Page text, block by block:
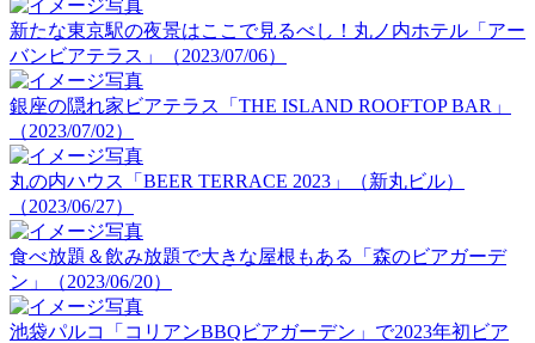
新たな東京駅の夜景はここで見るべし！丸ノ内ホテル「アー
バンビアテラス」（2023/07/06）
銀座の隠れ家ビアテラス「THE ISLAND ROOFTOP BAR」
（2023/07/02）
丸の内ハウス「BEER TERRACE 2023」（新丸ビル）
（2023/06/27）
食べ放題＆飲み放題で大きな屋根もある「森のビアガーデ
ン」（2023/06/20）
池袋パルコ「コリアンBBQビアガーデン」で2023年初ビア